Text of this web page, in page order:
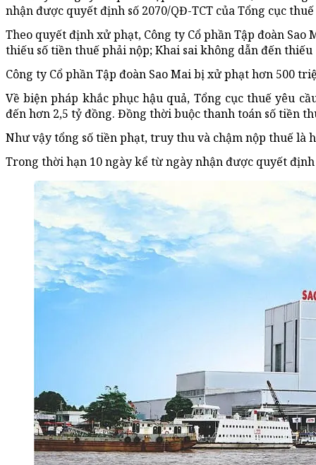
nhận được quyết định số 2070/QĐ-TCT của Tổng cục
Theo quyết định xử phạt, Công ty Cổ phần Tập đoàn
thiếu số tiền thuế phải nộp; Khai sai không dẫn đến
Công ty Cổ phần Tập đoàn Sao Mai bị xử phạt hơn 500
Về biện pháp khắc phục hậu quả, Tổng cục thuế yêu
đến hơn 2,5 tỷ đồng. Đồng thời buộc thanh toán số tiền
Như vậy tổng số tiền phạt, truy thu và chậm nộp thuế là
Trong thời hạn 10 ngày kể từ ngày nhận được quyết